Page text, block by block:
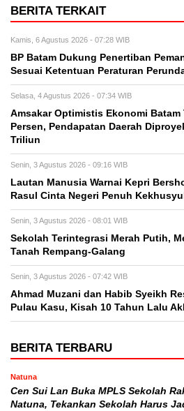
BERITA TERKAIT
Kamis, 6 Agustus 2026 - 07:28 WIB
BP Batam Dukung Penertiban
Sesuai Ketentuan Peraturan
Selasa, 4 Agustus 2026 - 07:34 WIB
Amsakar Optimistis Ekonomi
Persen, Pendapatan Daerah
Triliun
Senin, 3 Agustus 2026 - 09:16 WIB
Lautan Manusia Warnai Kepri
Rasul Cinta Negeri Penuh
Senin, 3 Agustus 2026 - 08:01 WIB
Sekolah Terintegrasi Merah Putih,
Tanah Rempang-Galang
Senin, 3 Agustus 2026 - 07:42 WIB
Ahmad Muzani dan Habib Syeikh
Pulau Kasu, Kisah 10 Tahun Lalu
BERITA TERBARU
Natuna
Cen Sui Lan Buka MPLS Sekolah
Natuna, Tekankan Sekolah Harus